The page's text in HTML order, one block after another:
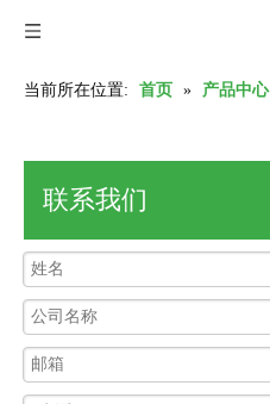
当前所在位置: 首页 » 产品中心
联系我们